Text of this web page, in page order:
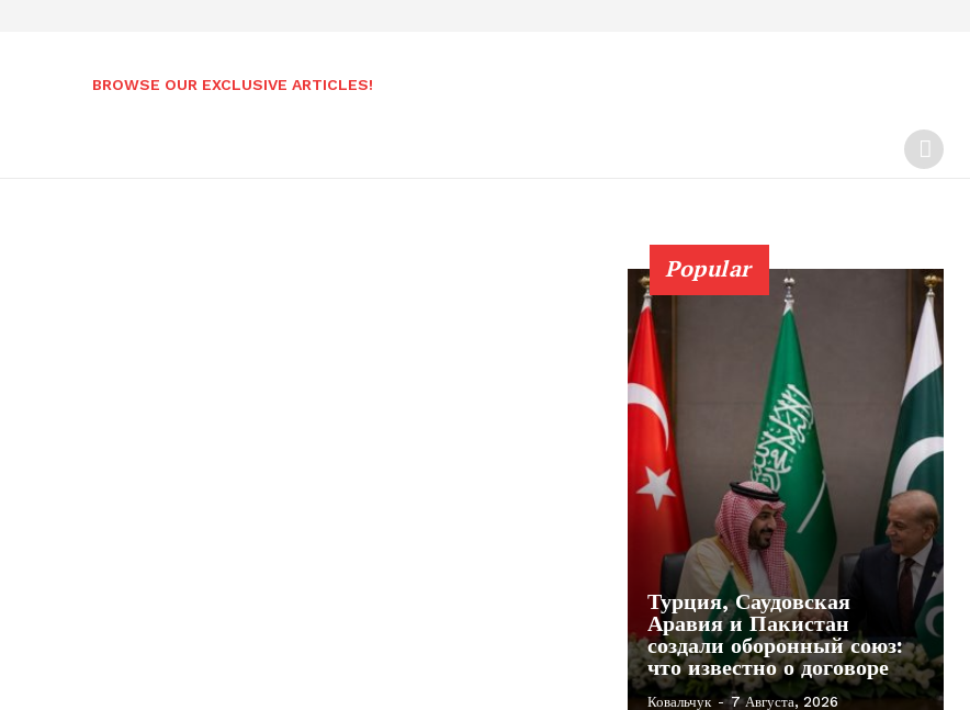
BROWSE OUR EXCLUSIVE ARTICLES!
Popular
Турция, Саудовская
Аравия и Пакистан
создали оборонный союз:
что известно о договоре
Ковальчук - 7 Августа, 2026